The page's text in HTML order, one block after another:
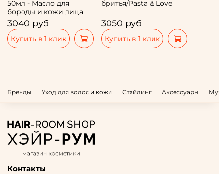
50мл - Масло для
бороды и кожи лица
3040 руб
Купить в 1 клик
бритья/Pasta & Love
3050 руб
Купить в 1 клик
Бренды Уход для волос и кожи Стайлинг Аксессуары
Контакты